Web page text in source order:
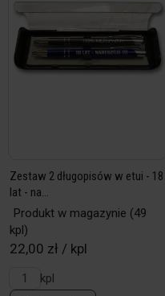
Zestaw 2 długopisów w etui - 18
lat - na...
Produkt w magazynie (49
kpl)
22,00 zł / kpl
kpl